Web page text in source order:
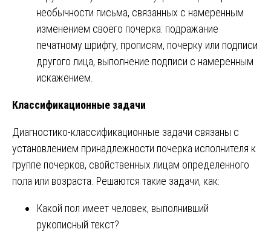
необычности письма, связанных с намеренным
изменением своего почерка: подражание
печатному шрифту, прописям, почерку или подписи
другого лица, выполнение подписи с намеренным
искажением.
Классификационные задачи
Диагностико-классификационные задачи связаны с
установлением принадлежности почерка исполнителя к
группе почерков, свойственных лицам определенного
пола или возраста. Решаются такие задачи, как:
Какой пол имеет человек, выполнивший
рукописный текст?